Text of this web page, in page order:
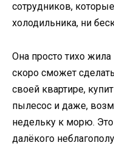
сотрудников,
холодильника, ни
Она просто тихо
скоро сможет
своей квартире,
пылесос и даже,
недельку к морю.
далёкого